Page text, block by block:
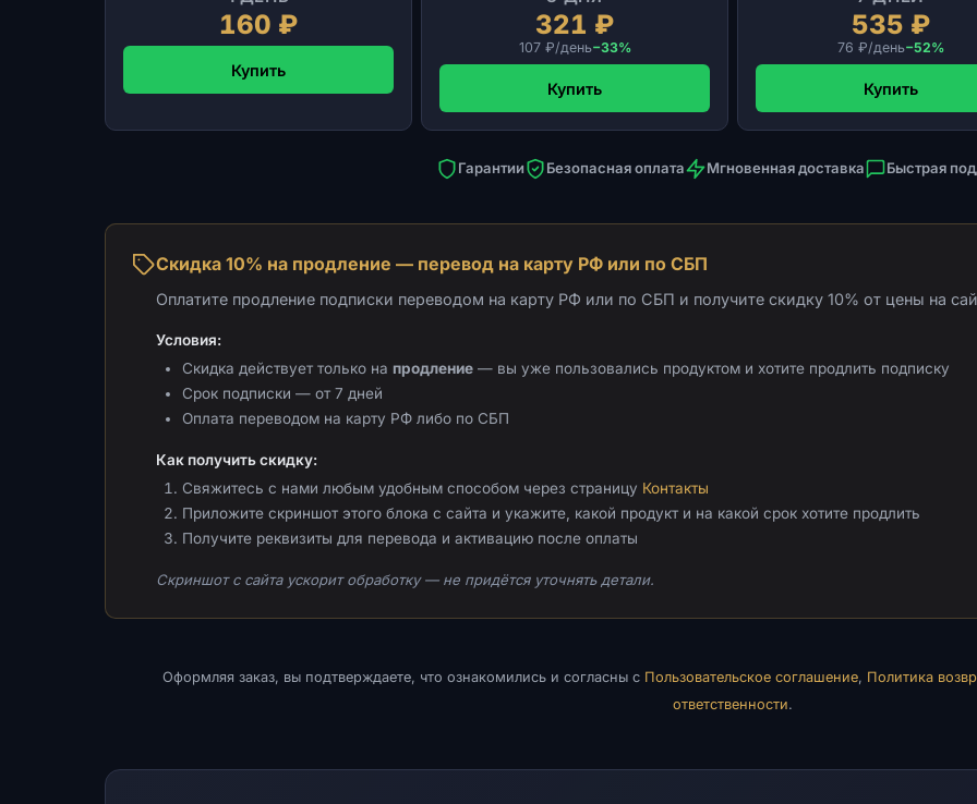
160 ₽
Купить
321 ₽
107 ₽/день−33%
Купить
535 ₽
76 ₽/день−52%
Купить
Гарантии Безопасная оплата Мгновенная доставка Быстрая
Скидка 10% на продление — перевод на карту РФ или по СБП
Оплатите продление подписки переводом на карту РФ или по СБП и получите скидку 10% от цены на
Условия:
Скидка действует только на продление — вы уже пользовались продуктом и хотите продлить подписку
Срок подписки — от 7 дней
Оплата переводом на карту РФ либо по СБП
Как получить скидку:
Свяжитесь с нами любым удобным способом через страницу Контакты
Приложите скриншот этого блока с сайта и укажите, какой продукт и на какой срок хотите продлить
Получите реквизиты для перевода и активацию после оплаты
Скриншот с сайта ускорит обработку — не придётся уточнять детали.
Оформляя заказ, вы подтверждаете, что ознакомились и согласны с Пользовательское соглашение, Политика
ответственности.